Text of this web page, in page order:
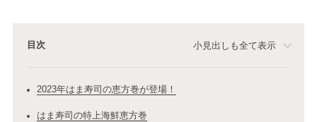
目次 小見出しも全て表示
2023年はま寿司の恵方巻が登場！
はま寿司の特上海鮮恵方巻